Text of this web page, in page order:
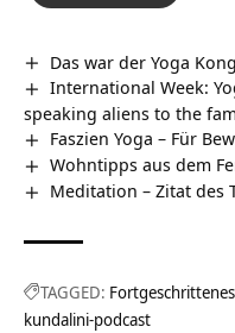
Das war der Yoga
International Week:
speaking aliens to the
Faszien Yoga – Für
Wohntipps aus dem
Meditation – Zitat des
TAGGED:
kundalini-podcast